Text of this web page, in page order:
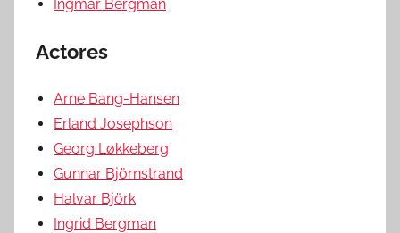
Ingmar Bergman
Actores
Arne Bang-Hansen
Erland Josephson
Georg Løkkeberg
Gunnar Björnstrand
Halvar Björk
Ingrid Bergman